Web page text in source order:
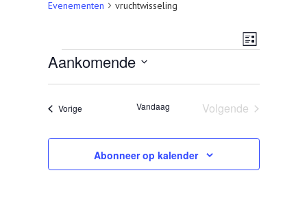
AGENDA
CONTACT
Evenementen vruchtwisseling
Lijst
Evenementen
Aankomende
datum.
VorigeEvenementen Vandaag
Volgende
Abonneer op kalender